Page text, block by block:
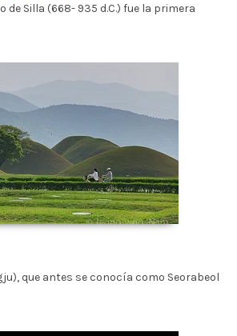
de Silla (668- 935 d.C.) fue la primera
que antes se conocía como Seorabeol